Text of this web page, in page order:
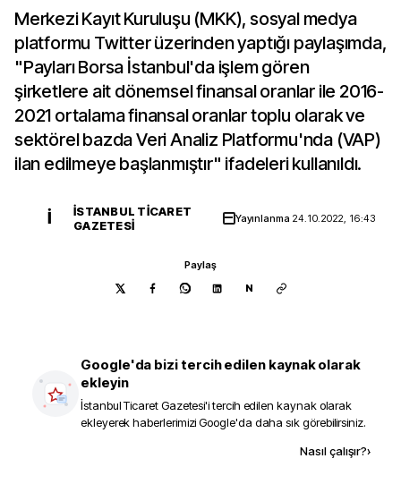
Merkezi Kayıt Kuruluşu (MKK), sosyal medya
platformu Twitter üzerinden yaptığı paylaşımda,
"Payları Borsa İstanbul'da işlem gören
şirketlere ait dönemsel finansal oranlar ile 2016-
2021 ortalama finansal oranlar toplu olarak ve
sektörel bazda Veri Analiz Platformu'nda (VAP)
ilan edilmeye başlanmıştır" ifadeleri kullanıldı.
İ
İSTANBUL TICARET
GAZETESI
Yayınlanma 24.10.2022, 16:43
Paylaş
N
Google'da bizi tercih edilen kaynak olarak
ekleyin
İstanbul Ticaret Gazetesi'i tercih edilen kaynak olarak
ekleyerek haberlerimizi Google'da daha sık görebilirsiniz.
Nasıl çalışır?›